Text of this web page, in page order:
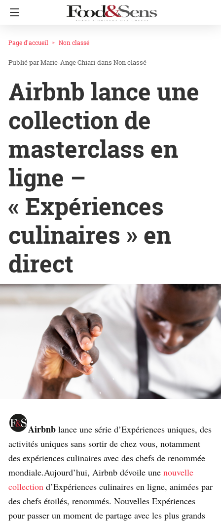
Page d'accueil Non classé
Marie-Ange Chiari dans Non classé
Airbnb lance une
collection de
masterclass en
ligne –
« Expériences
culinaires » en
direct
Airbnb lance une série d’Expériences uniques, des
activités uniques sans sortir de chez vous, notamment
des expériences culinaires avec des chefs de renommée
mondiale.Aujourd’hui, Airbnb dévoile une nouvelle
collection d’Expériences culinaires en ligne, animées par
des chefs étoilés, renommés. Nouvelles Expériences
pour passer un moment de partage avec les plus grands